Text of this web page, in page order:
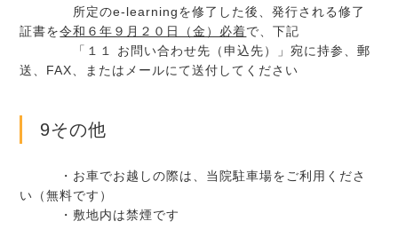
所定のe-learningを修了した後、発行される修了
証書を令和６年９月２０日（金）必着で、下記
「１１ お問い合わせ先（申込先）」宛に持参、郵
送、FAX、またはメールにて送付してください
9その他
・お車でお越しの際は、当院駐車場をご利用くださ
い（無料です）
・敷地内は禁煙です